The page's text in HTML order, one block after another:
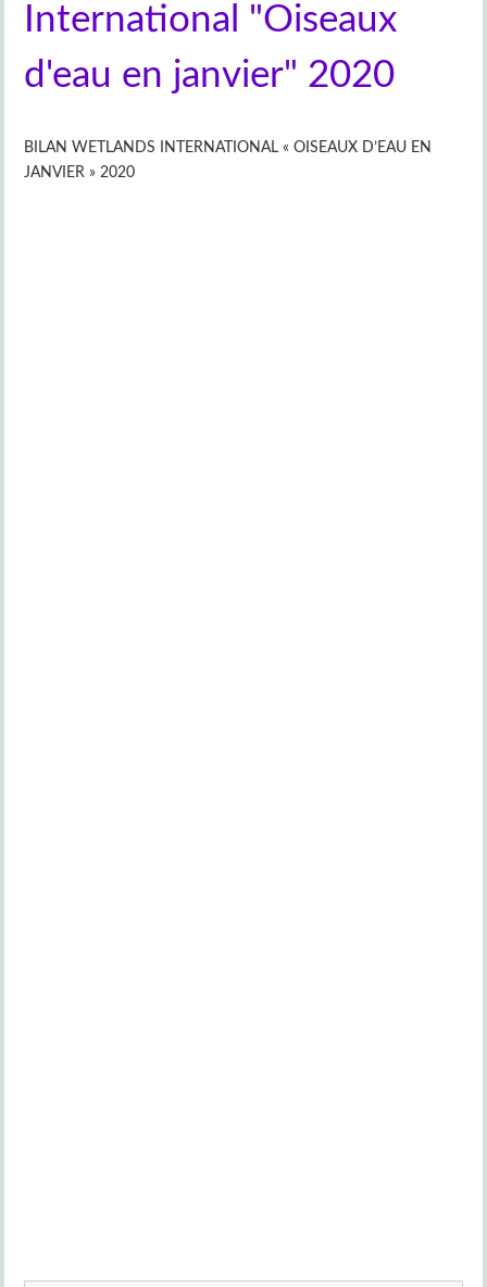
International "Oiseaux
d'eau en janvier" 2020
BILAN WETLANDS INTERNATIONAL « OISEAUX D’EAU EN
JANVIER » 2020